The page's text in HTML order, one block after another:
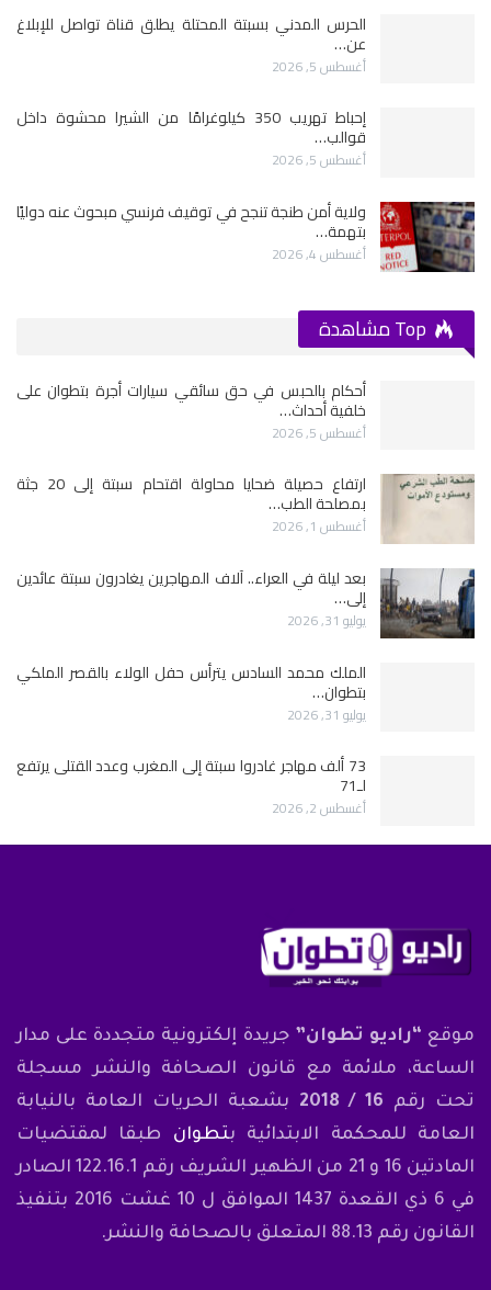
الحرس المدني بسبتة المحتلة يطلق قناة تواصل للإبلاغ
عن…
أغسطس 5, 2026
إحباط تهريب 350 كيلوغرامًا من الشيرا محشوة داخل
قوالب…
أغسطس 5, 2026
ولاية أمن طنجة تنجح في توقيف فرنسي مبحوث عنه دوليًا
بتهمة…
أغسطس 4, 2026
أحكام بالحبس في حق سائقي سيارات أجرة بتطوان على
خلفية أحداث…
أغسطس 5, 2026
ارتفاع حصيلة ضحايا محاولة اقتحام سبتة إلى 20 جثة
بمصلحة الطب…
أغسطس 1, 2026
بعد ليلة في العراء.. آلاف المهاجرين يغادرون سبتة عائدين
إلى…
يوليو 31, 2026
الملك محمد السادس يترأس حفل الولاء بالقصر الملكي
بتطوان…
يوليو 31, 2026
73 ألف مهاجر غادروا سبتة إلى المغرب وعدد القتلى يرتفع
لـ71
أغسطس 2, 2026
موقع “راديو تطوان” جريدة إلكترونية متجددة على مدار
الساعة، ملائمة مع قانون الصحافة والنشر مسجلة
تحت رقم 16 / 2018
بشعبة الحريات العامة بالنيابة
العامة للمحكمة الابتدائية بتطوان طبقا لمقتضيات
المادتين 16 و 21 من الظهير الشريف رقم 122.16.1 الصادر
في 6 ذي القعدة 1437 الموافق ل 10 غشت 2016 بتنفيذ
القانون رقم 88.13 المتعلق بالصحافة والنشر.